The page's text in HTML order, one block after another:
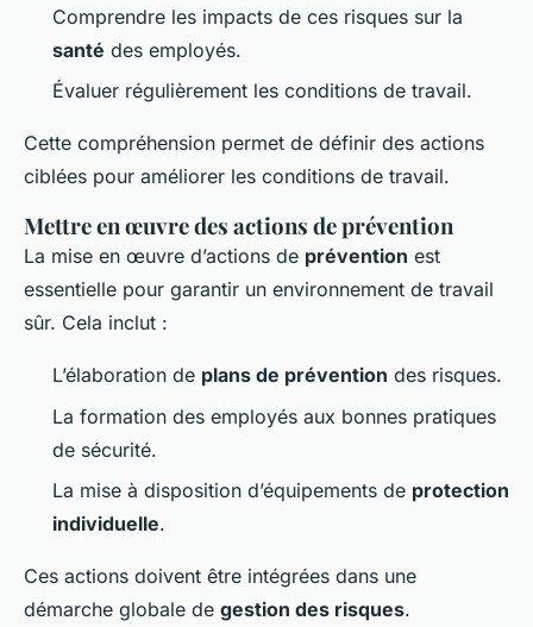
Comprendre les impacts de ces risques sur la
santé des employés.
Évaluer régulièrement les conditions de travail.
Cette compréhension permet de définir des actions
ciblées pour améliorer les conditions de travail.
Mettre en œuvre des actions de prévention
La mise en œuvre d’actions de prévention est
essentielle pour garantir un environnement de travail
sûr. Cela inclut :
L’élaboration de plans de prévention des risques.
La formation des employés aux bonnes pratiques
de sécurité.
La mise à disposition d’équipements de protection
individuelle.
Ces actions doivent être intégrées dans une
démarche globale de gestion des risques.